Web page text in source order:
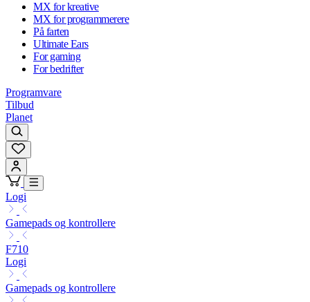
MX for kreative
MX for programmerere
På farten
Ultimate Ears
For gaming
For bedrifter
Programvare
Tilbud
Planet
Logi
Gamepads og kontrollere
F710
Logi
Gamepads og kontrollere